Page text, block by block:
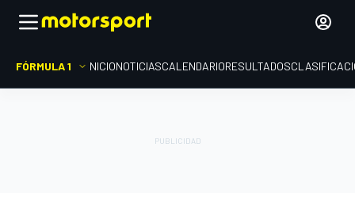
FÓRMULA 1 INICIONOTICIASCALENDARIORESULTADOS